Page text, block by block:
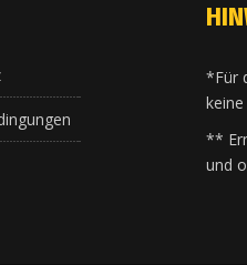
*Für
**
und